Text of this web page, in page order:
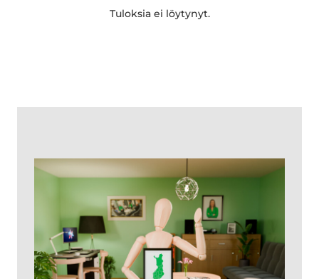
Tuloksia ei löytynyt.